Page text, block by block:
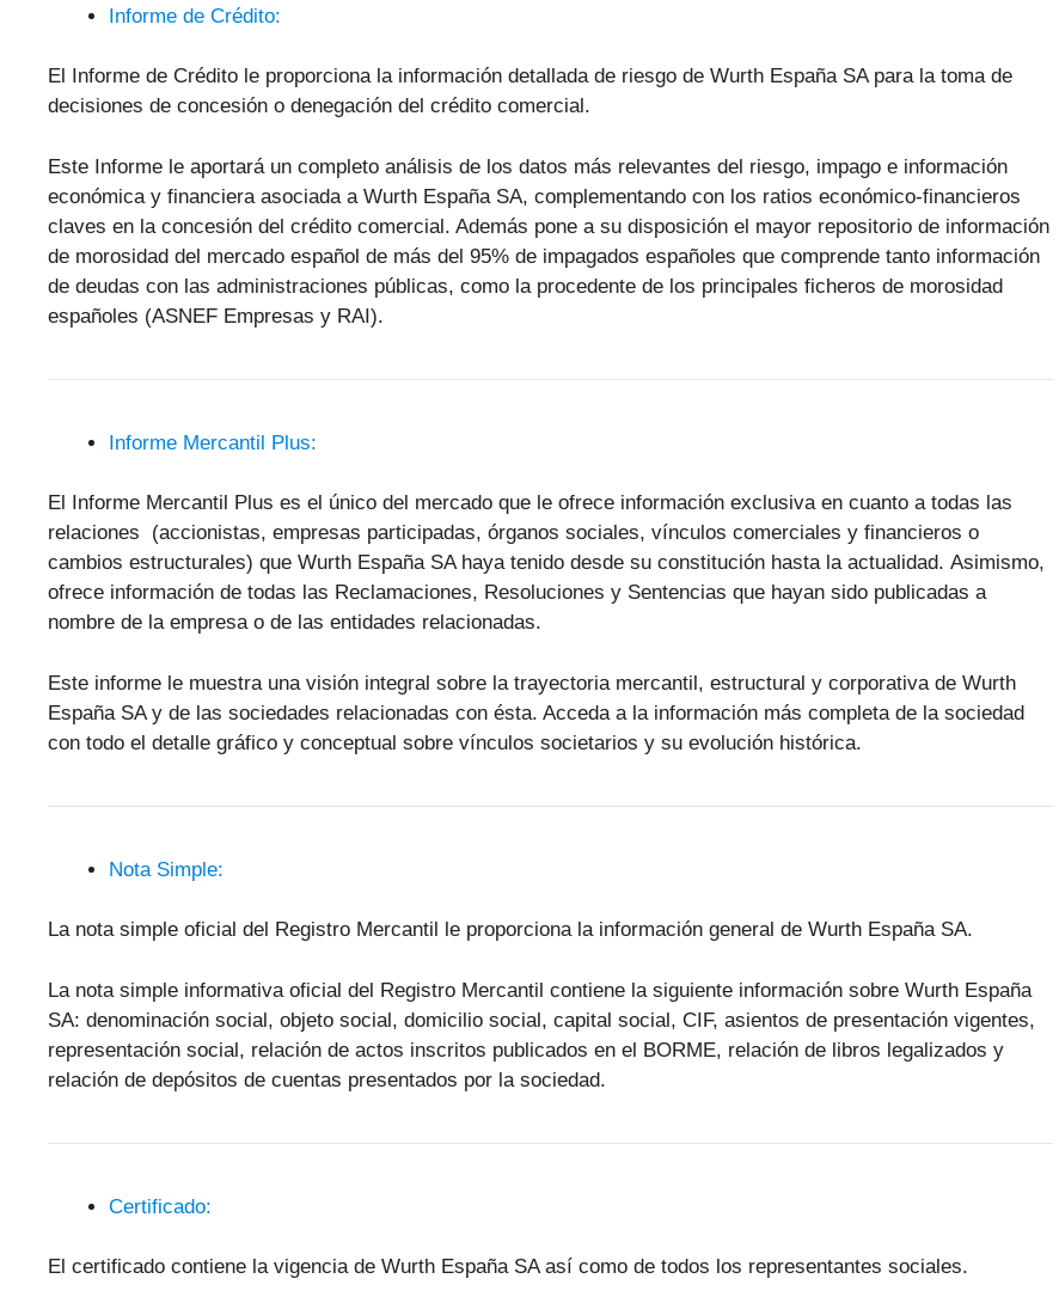
Informe de Crédito:
El Informe de Crédito le proporciona la información detallada de riesgo de Wurth España SA para la toma de
decisiones de concesión o denegación del crédito comercial.
Este Informe le aportará un completo análisis de los datos más relevantes del riesgo, impago e información
económica y financiera asociada a Wurth España SA, complementando con los ratios económico-financieros
claves en la concesión del crédito comercial. Además pone a su disposición el mayor repositorio de información
de morosidad del mercado español de más del 95% de impagados españoles que comprende tanto información
de deudas con las administraciones públicas, como la procedente de los principales ficheros de morosidad
españoles (ASNEF Empresas y RAI).
Informe Mercantil Plus:
El Informe Mercantil Plus es el único del mercado que le ofrece información exclusiva en cuanto a todas las
relaciones (accionistas, empresas participadas, órganos sociales, vínculos comerciales y financieros o
cambios estructurales) que Wurth España SA haya tenido desde su constitución hasta la actualidad. Asimismo,
ofrece información de todas las Reclamaciones, Resoluciones y Sentencias que hayan sido publicadas a
nombre de la empresa o de las entidades relacionadas.
Este informe le muestra una visión integral sobre la trayectoria mercantil, estructural y corporativa de Wurth
España SA y de las sociedades relacionadas con ésta. Acceda a la información más completa de la sociedad
con todo el detalle gráfico y conceptual sobre vínculos societarios y su evolución histórica.
Nota Simple:
La nota simple oficial del Registro Mercantil le proporciona la información general de Wurth España SA.
La nota simple informativa oficial del Registro Mercantil contiene la siguiente información sobre Wurth España
SA: denominación social, objeto social, domicilio social, capital social, CIF, asientos de presentación vigentes,
representación social, relación de actos inscritos publicados en el BORME, relación de libros legalizados y
relación de depósitos de cuentas presentados por la sociedad.
Certificado:
El certificado contiene la vigencia de Wurth España SA así como de todos los representantes sociales.